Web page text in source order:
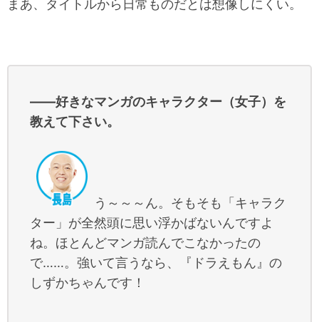
まあ、タイトルから日常ものだとは想像しにくい。
――好きなマンガのキャラクター（女子）を
教えて下さい。
う～～～ん。そもそも「キャラク
ター」が全然頭に思い浮かばないんですよ
ね。ほとんどマンガ読んでこなかったの
で……。強いて言うなら、『ドラえもん』の
しずかちゃんです！